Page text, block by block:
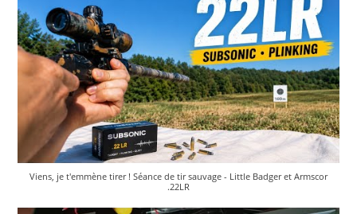
Viens, je t'emmène tirer ! Séance de tir sauvage - Little Badger et Armscor
.22LR